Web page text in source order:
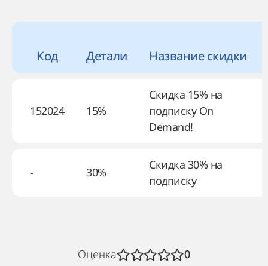
Оценка 0
Код Детали Название скидки
152024 15%
Скидка 15% на
подписку On
Demand!
- 30%
Скидка 30% на
подписку